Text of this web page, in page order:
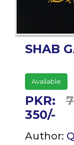
SHAB
Available
PKR:
350/-
Author: